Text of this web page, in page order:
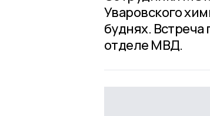
Уваровского
буднях.
отделе МВД.